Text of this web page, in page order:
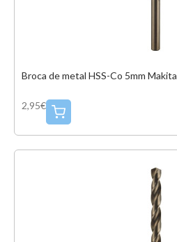
Broca de metal HSS-Co 5mm Makita
2,95€